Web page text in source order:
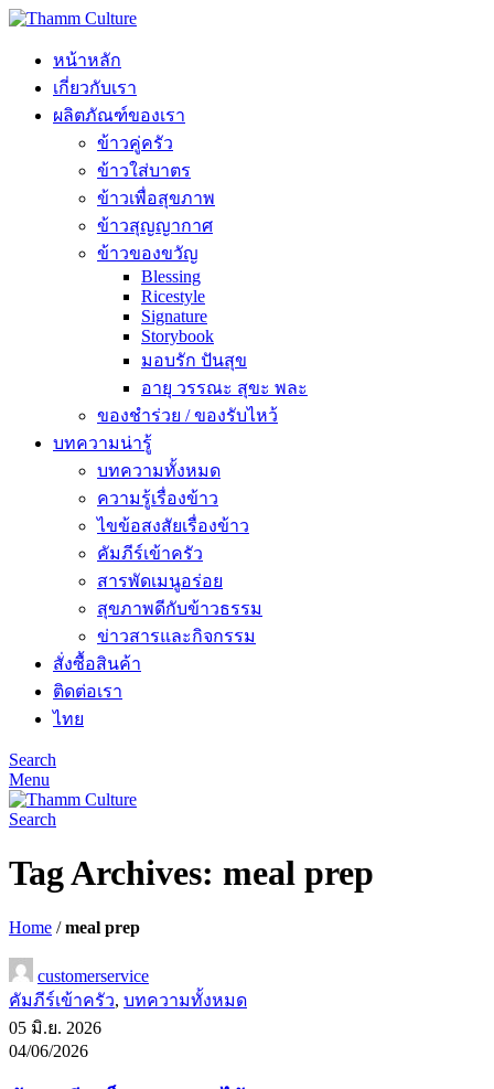
หน้าหลัก
เกี่ยวกับเรา
ผลิตภัณฑ์ของเรา
ข้าวคู่ครัว
ข้าวใส่บาตร
ข้าวเพื่อสุขภาพ
ข้าวสุญญากาศ
ข้าวของขวัญ
Blessing
Ricestyle
Signature
Storybook
มอบรัก ปันสุข
อายุ วรรณะ สุขะ พละ
ของชำร่วย / ของรับไหว้
บทความน่ารู้
บทความทั้งหมด
ความรู้เรื่องข้าว
ไขข้อสงสัยเรื่องข้าว
คัมภีร์เข้าครัว
สารพัดเมนูอร่อย
สุขภาพดีกับข้าวธรรม
ข่าวสารและกิจกรรม
สั่งซื้อสินค้า
ติดต่อเรา
ไทย
Search
Menu
Search
Tag Archives: meal prep
Home /meal prep
customerservice
คัมภีร์เข้าครัว, บทความทั้งหมด
05 มิ.ย. 2026
04/06/2026